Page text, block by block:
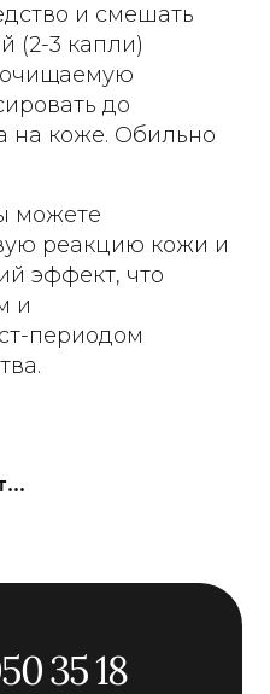
и смешать
(2-3 капли)
очищаемую
до
на коже. Обильно
можете
реакцию кожи и
эффект, что
и
периодом
35 18